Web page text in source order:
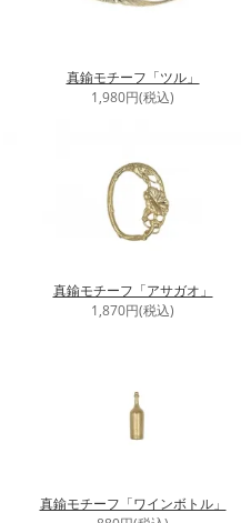
真鍮モチーフ「ツル」
1,980円(税込)
真鍮モチーフ「アサガオ」
1,870円(税込)
真鍮モチーフ「ワインボトル」